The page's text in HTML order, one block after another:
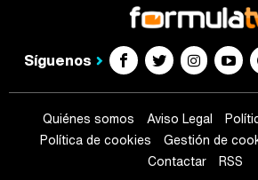
Síguenos
Quiénes somos Aviso Legal
Política de cookies
Gestión de
Contactar
RSS